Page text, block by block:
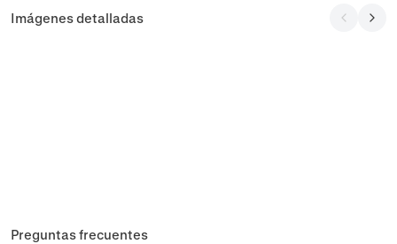
Imágenes detalladas
Preguntas frecuentes